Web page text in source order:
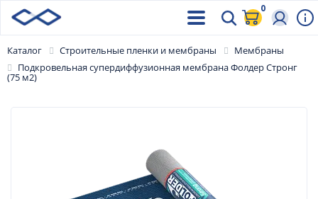
0
Каталог Строительные пленки и мембраны
Мембраны
Подкровельная супердиффузионная мембрана Фолдер Стронг
(75 м2)